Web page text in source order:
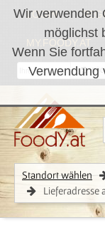
Wir verwenden
möglichst
Wenn Sie
Verwendung
LOGIN
MY.FOODY.AT
Standort wählen
Lieferadresse